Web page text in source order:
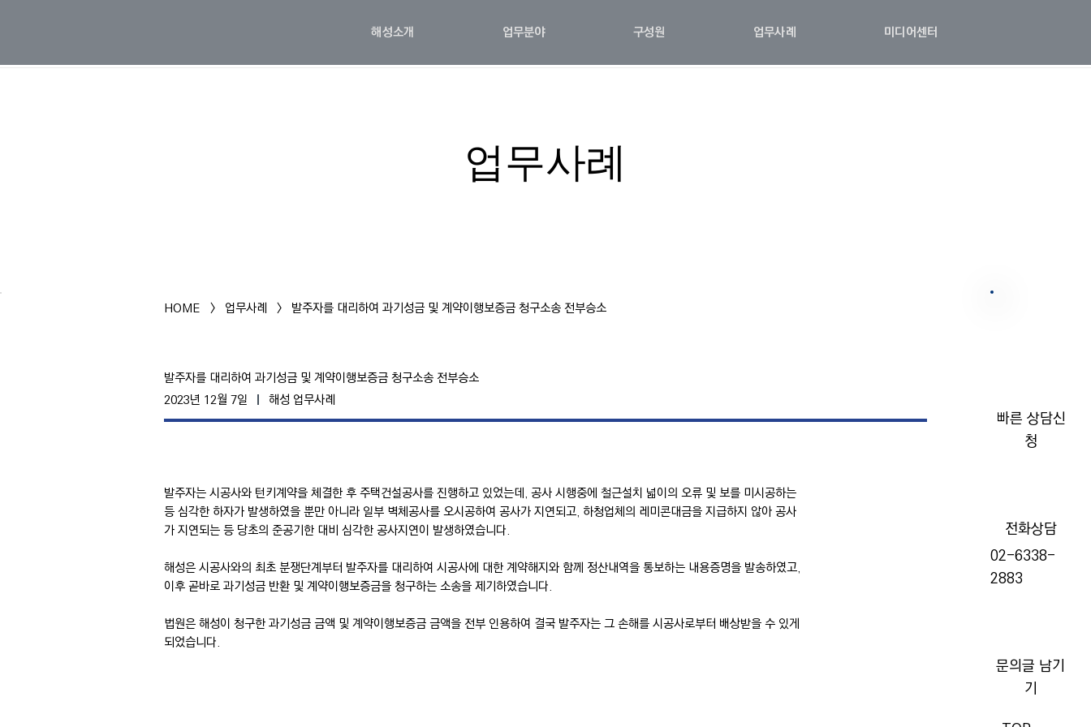
해성소개 업무분야 구성원 업무사례 미디어센터
발주자는 시공사와 턴키계약을 체결한 후 주택건설공사를 진행하고 있었는데, 공사 시행중에 철근설치 넓이의 오류 및 보를 미시공하는
등 심각한 하자가 발생하였을 뿐만 아니라 일부 벽체공사를 오시공하여 공사가 지연되고, 하청업체의 레미콘대금을 지급하지 않아 공사
가 지연되는 등 당초의 준공기한 대비 심각한 공사지연이 발생하였습니다.
해성은 시공사와의 최초 분쟁단계부터 발주자를 대리하여 시공사에 대한 계약해지와 함께 정산내역을 통보하는 내용증명을 발송하였고,
이후 곧바로 과기성금 반환 및 계약이행보증금을 청구하는 소송을 제기하였습니다.
법원은 해성이 청구한 과기성금 금액 및 계약이행보증금 금액을 전부 인용하여 결국 발주자는 그 손해를 시공사로부터 배상받을 수 있게
되었습니다.
발주자를 대리하여 과기성금 및 계약이행보증금 청구소송 전부승소
2023년 12월 7일
해성 업무사례
HOME > 업무사례 > 발주자를 대리하여 과기성금 및 계약이행보증금 청구소송 전부승소
업무사례
전화상담
02-6338-
2883
빠른 상담신
청
​문의글 남기
기